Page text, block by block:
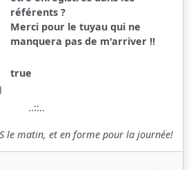
référents ?
Merci pour le tuyau qui ne
manquera pas de m'arriver !!
true
..::..
le matin, et en forme pour la journée!